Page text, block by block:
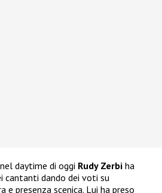
daytime di oggi Rudy Zerbi ha
cantanti dando dei voti su
presenza scenica. Lui ha preso